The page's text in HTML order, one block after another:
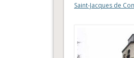
Saint-Jacques de